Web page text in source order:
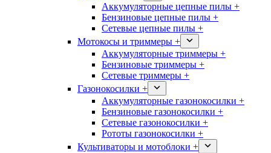
Аккумуляторные цепные пилы +
Бензиновые цепные пилы +
Сетевые цепные пилы +
Мотокосы и триммеры +
Аккумуляторные триммеры +
Бензиновые триммеры +
Сетевые триммеры +
Газонокосилки +
Аккумуляторные газонокосилки +
Бензиновые газонокосилки +
Сетевые газонокосилки +
Рототы газонокосилки +
Культиваторы и мотоблоки +